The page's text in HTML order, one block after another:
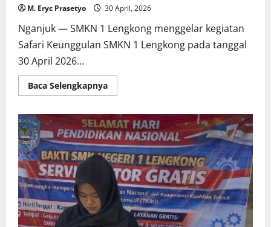
M. Eryc Prasetyo 30 April, 2026
Nganjuk — SMKN 1 Lengkong menggelar kegiatan
Safari Keunggulan SMKN 1 Lengkong pada tanggal
30 April 2026...
Baca SelengkapnyaRead
more
Keunggulan
SMKN
1
Lengkong
Bersama
Cabang
Dinas
Pendidikan
Wilayah
Kabupaten
Nganjuk